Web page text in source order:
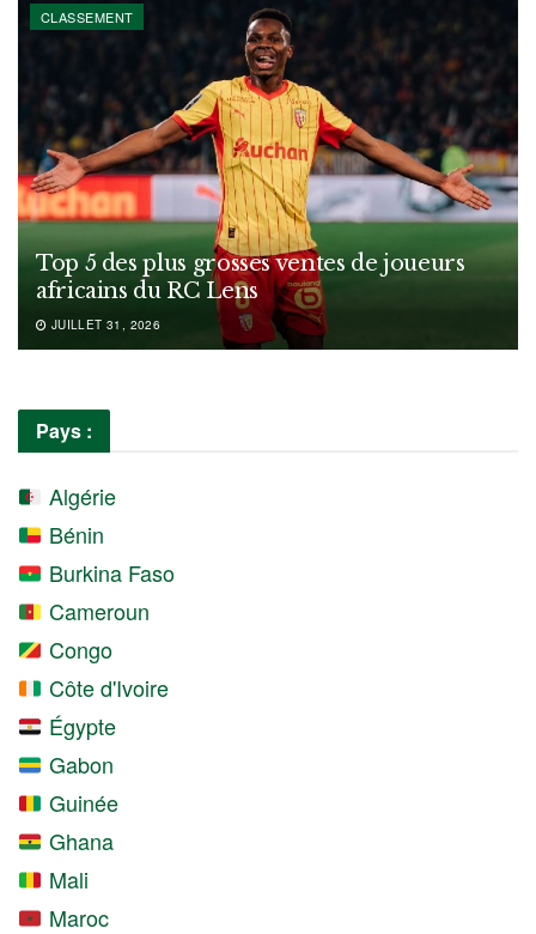
CLASSEMENT
Top 5 des plus grosses ventes de joueurs
africains du RC Lens
JUILLET 31, 2026
Pays :
Algérie
Bénin
Burkina Faso
Cameroun
Congo
Côte d'Ivoire
Égypte
Gabon
Guinée
Ghana
Mali
Maroc